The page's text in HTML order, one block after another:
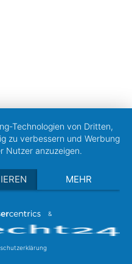
Technologien von Dritten,
zu verbessern und Werbung
Nutzer anzuzeigen.
MEHR
&